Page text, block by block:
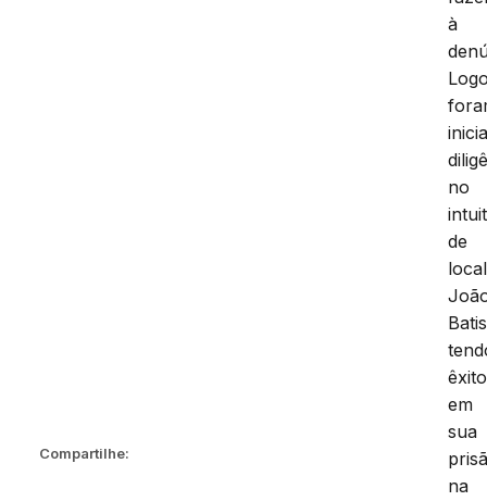
Compartilhe:
à
no
de
êxito
em
sua
na